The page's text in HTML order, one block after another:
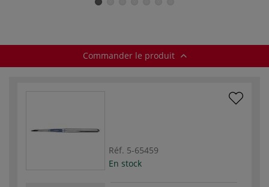
Commander le produit
Réf. 5-65459
En stock